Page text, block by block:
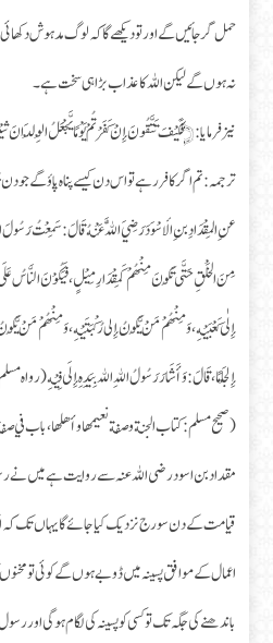
حمل گر جائیں گے اور تو دیکھے گا کہ لوگ مدہوش
نہ ہوں گے لیکن اللہ کا عذاب بڑا ہی سخت ہے۔
نیز فرمايا: ﴿فَكَيْفَ تَتَّقُونَ إِنْ كَفَرْتُمْ يَوْمًا يَّجْعَلُ
ترجمہ: تم اگر کافر رہے تو اس دن کیسے پناہ پاؤ گے جو
عنِ المِقْدَادِ بنِ الأسْوَدَ رَضِيَ اللَّهُ عَنْهُ قَالَ: سَمِعْتُ
مِنَ الخَلْقِ حَتَّى تَكُونَ مِنْهُمْ كَمِقْدَارِ مِيْلٍ، فَيَكُوْنَ النَّاسُ
إِلٰى كَعْبَيْهِ، وَمِنْهُمْ مَنْ يَّكُونُ إِلى رُكْبَتَيْهِ، وَمِنْهُمْ مَنْ
إِلْجَامًا، قَالَ: وَأَشَارَ رَسُولُ اللهِ الله بِيَدِهِ إِلَى فِيْهِ (رواه
(صحیح مسلم: كتاب الجنة وصفة نعيمها وأهلها، باب في
مقداد بن اسود رضی اللہ عنہ سے روایت ہے میں
قیامت کے دن سورج نزدیک کیا جائے گا یہاں تک کہ
اعمال کے موافق پسینہ میں ڈوبے ہوں گے کوئی تو
باندھنے کی جگہ تک تو کسی کو پسینہ کی لگام ہو گی